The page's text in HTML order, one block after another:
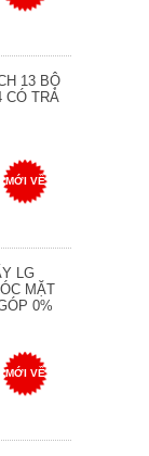
13 BỘ
CÓ TRẢ
MỚI VỀ
LG
MẶT
0%
MỚI VỀ